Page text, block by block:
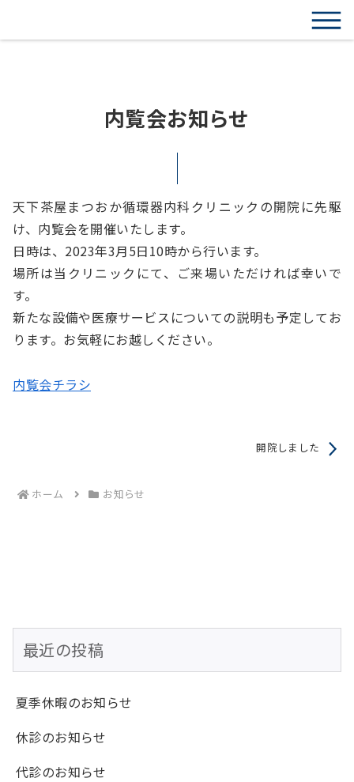
内覧会お知らせ
天下茶屋まつおか循環器内科クリニックの開院に先駆
け、内覧会を開催いたします。
日時は、2023年3月5日10時から行います。
場所は当クリニックにて、ご来場いただければ幸いで
す。
新たな設備や医療サービスについての説明も予定してお
ります。お気軽にお越しください。
内覧会チラシ
開院しました
ホーム お知らせ
最近の投稿
夏季休暇のお知らせ
休診のお知らせ
代診のお知らせ